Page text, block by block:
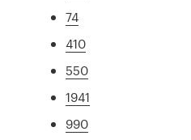
74
410
550
1941
990